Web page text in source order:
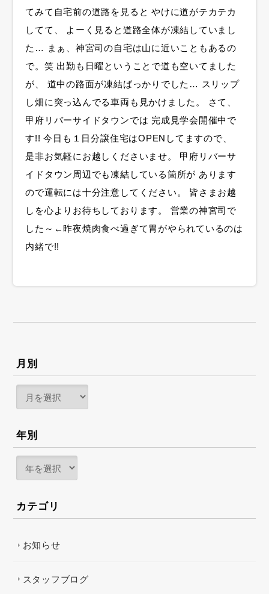
てみて自宅前の道路を見ると やけに道がテカテカ
してて、 よーく見ると道路全体が凍結していまし
た… まぁ、神宮司の自宅は山に近いこともあるの
で。笑 出勤も日曜ということで道も空いてました
が、 道中の路面が凍結ばっかりでした… スリップ
し畑に突っ込んでる車両も見かけました。 さて、
甲府リバーサイドタウンでは 完成見学会開催中で
す!! 今日も１日分譲住宅はOPENしてますので、
是非お気軽にお越しくださいませ。 甲府リバーサ
イドタウン周辺でも凍結している箇所が あります
ので運転には十分注意してください。 皆さまお越
しを心よりお待ちしております。 営業の神宮司で
した～←昨夜焼肉食べ過ぎて胃がやられているのは
内緒で!!
月別
年別
カテゴリ
お知らせ
スタッフブログ